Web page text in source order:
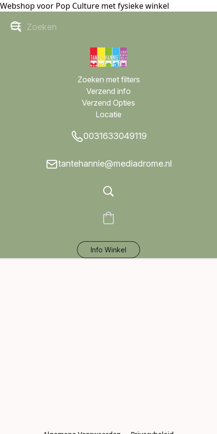
Webshop voor Pop Culture met fysieke winkel
Zoeken met filters
Verzend info
Verzend Opties
Locatie
0031633049119
tantehannie@mediadrome.nl
Info Winkel